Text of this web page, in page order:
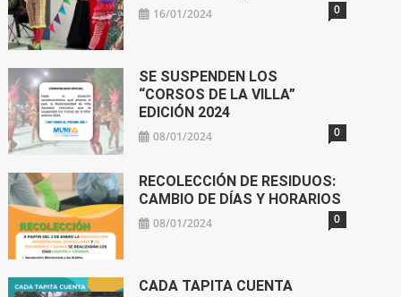
16/01/2024 0
SE SUSPENDEN LOS
“CORSOS DE LA VILLA”
EDICIÓN 2024
08/01/2024 0
RECOLECCIÓN DE RESIDUOS:
CAMBIO DE DÍAS Y HORARIOS
08/01/2024 0
CADA TAPITA CUENTA